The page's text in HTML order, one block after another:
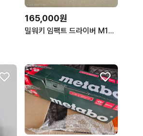
165,000원
밀워키 임팩트 드라이버 M18 6.0Ah 배터리 충전기 세트